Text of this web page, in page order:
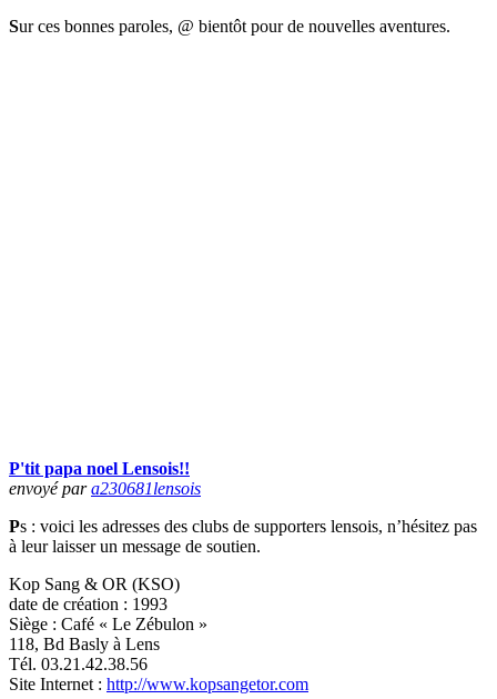
Sur ces bonnes paroles, @ bientôt pour de nouvelles aventures.
P'tit papa noel Lensois!!
envoyé para230681lensois
Ps : voici les adresses des clubs de supporters lensois, n’hésitez pas
à leur laisser un message de soutien.
Kop Sang & OR (KSO)
date de création : 1993
Siège : Café « Le Zébulon »
118, Bd Basly à Lens
Tél. 03.21.42.38.56
Site Internet : http://www.kopsangetor.com